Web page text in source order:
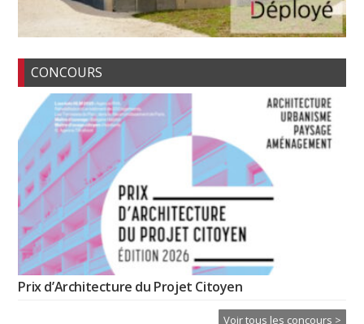
CONCOURS
Prix d’Architecture du Projet Citoyen
Voir tous les concours >